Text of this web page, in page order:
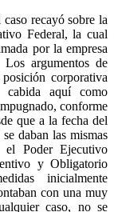
recayó sobre la
Federal, la cual
por la empresa
argumentos de
corporativa
cabida aquí como
conforme
que a la fecha del
daban las mismas
el Poder Ejecutivo
y Obligatorio
inicialmente
con una muy
caso, no se